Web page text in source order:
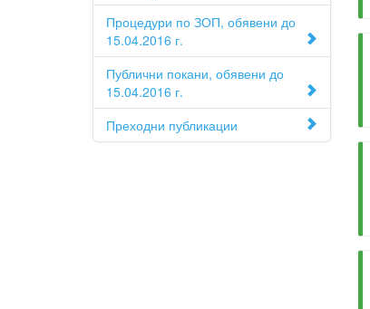
Процедури по ЗОП, обявени до
15.04.2016 г.
Публични покани, обявени до
15.04.2016 г.
Преходни публикации